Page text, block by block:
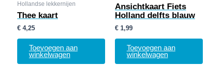
Hollandse lekkernijen
Thee kaart
€ 4,25
Toevoegen aan
winkelwagen
Ansichtkaart Fiets
Holland delfts blauw
€ 1,99
Toevoegen aan
winkelwagen